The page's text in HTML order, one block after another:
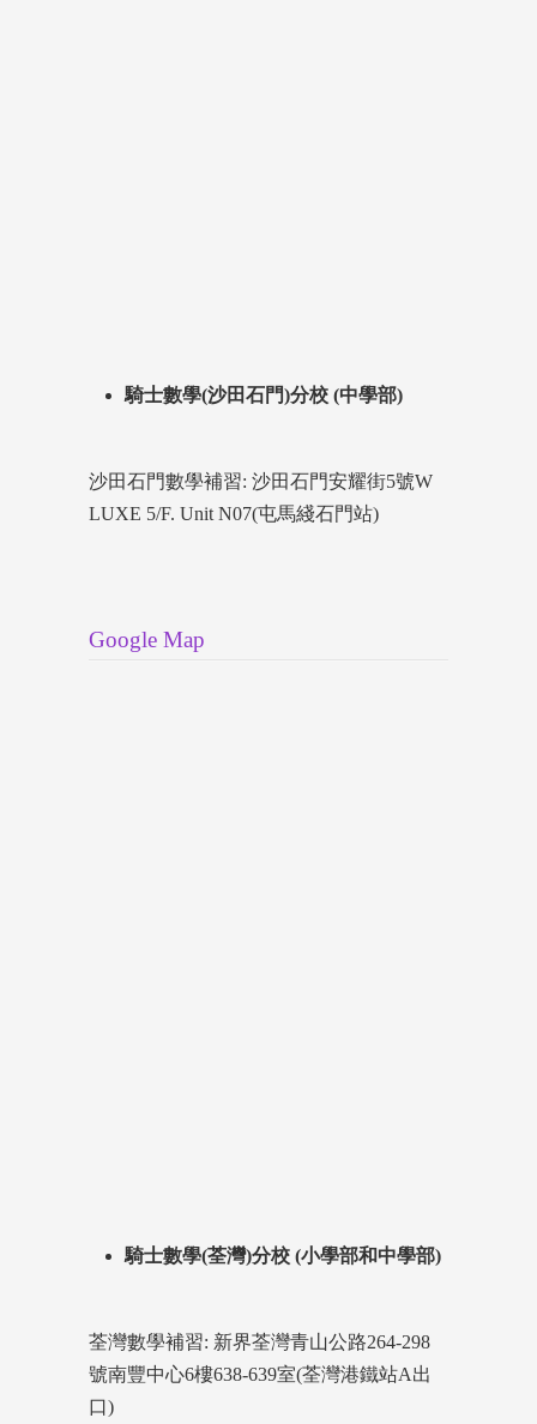
騎士數學(沙田石門)分校 (中學部)
沙田石門數學補習: 沙田石門安耀街5號W
LUXE 5/F. Unit N07(屯馬綫石門站)
Google Map
騎士數學(荃灣)分校 (小學部和中學部)
荃灣數學補習: 新界荃灣青山公路264-298
號南豐中心6樓638-639室(荃灣港鐵站A出
口)